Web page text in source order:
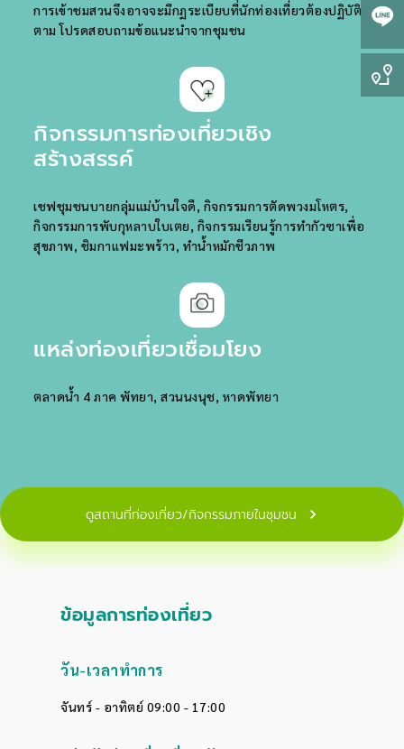
การเข้าชมสวนจึงอาจจะมีกฏระเบียบที่นักท่องเที่ยวต้องปฏิบัติ
ตาม โปรดสอบถามข้อแนะนำจากชุมชน
กิจกรรมการท่องเที่ยวเชิง
สร้างสรรค์
เชฟชุมชนบายกลุ่มแม่บ้านใจดี, กิจกรรมการตัดพวงมโหตร,
กิจกรรมการพับกุหลาบใบเตย, กิจกรรมเรียนรู้การทำกัวซาเพื่อ
สุขภาพ, ชิมกาแฟมะพร้าว, ทำน้ำหมักชีวภาพ
แหล่งท่องเที่ยวเชื่อมโยง
ตลาดน้ำ 4 ภาค พัทยา,สวนนงนุช, หาดพัทยา
ดูสถานที่ท่องเที่ยว/กิจกรรมภายในชุมชน
ข้อมูลการท่องเที่ยว
วัน-เวลาทำการ
จันทร์ - อาทิตย์ 09:00 - 17:00